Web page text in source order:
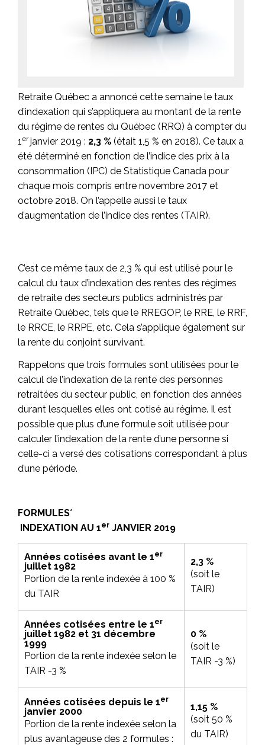
Retraite Québec a annoncé cette semaine le taux
d’indexation qui s’appliquera au montant de la rente
du régime de rentes du Québec (RRQ) à compter du
1erjanvier 2019 : 2,3 % (était 1,5 % en 2018). Ce taux a
été déterminé en fonction de l’indice des prix à la
consommation (IPC) de Statistique Canada pour
chaque mois compris entre novembre 2017 et
octobre 2018. On l’appelle aussi le taux
d’augmentation de l’indice des rentes (TAIR).
C’est ce même taux de 2,3 % qui est utilisé pour le
calcul du taux d’indexation des rentes des régimes
de retraite des secteurs publics administrés par
Retraite Québec, tels que le RREGOP, le RRE, le RRF,
le RRCE, le RRPE, etc. Cela s’applique également sur
la rente du conjoint survivant.
Rappelons que trois formules sont utilisées pour le
calcul de l’indexation de la rente des personnes
retraitées du secteur public, en fonction des années
durant lesquelles elles ont cotisé au régime. Il est
possible que plus d’une formule soit utilisée pour
calculer l’indexation de la rente d’une personne si
celle-ci a versé des cotisations correspondant à plus
d’une période.
FORMULES*
INDEXATION AU 1er JANVIER 2019
Années cotisées avant le 1er
juillet 1982
Portion de la rente indexée à 100 %
du TAIR
2,3 %
(soit le
TAIR)
Années cotisées entre le 1er
juillet 1982 et 31 décembre
1999
Portion de la rente indexée selon le
TAIR -3 %
0 %
(soit le
TAIR -3 %)
Années cotisées depuis le 1er
janvier 2000
Portion de la rente indexée selon la
plus avantageuse des 2 formules :
1,15 %
(soit 50 %
du TAIR)